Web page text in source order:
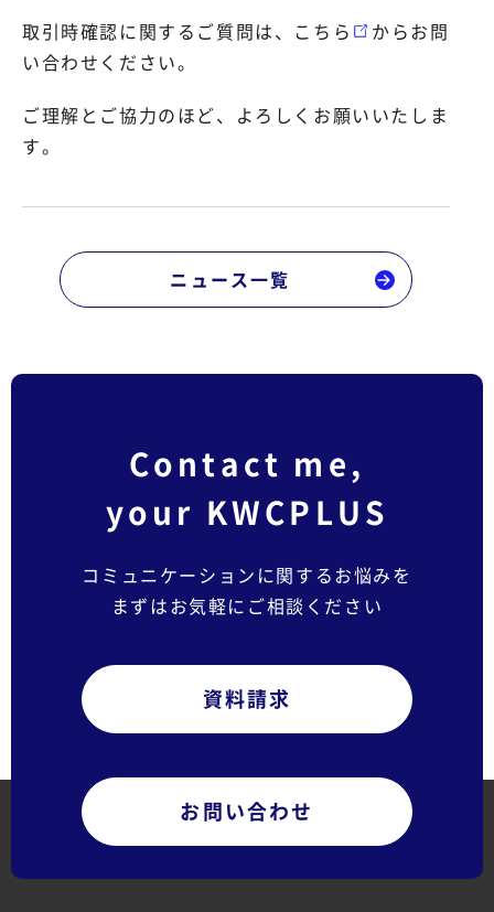
取引時確認に関するご質問は、 こちら
からお問
い合わせください。
ご理解とご協力のほど、よろしくお願いいたしま
す。
ニュース一覧
Contact me,
your KWCPLUS
コミュニケーションに関するお悩みを
まずはお気軽にご相談ください
資料請求
お問い合わせ